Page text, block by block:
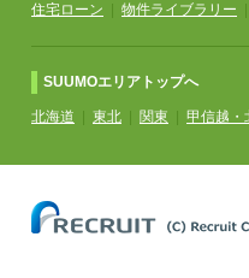
住宅ローン
物件ライブラリー
SUUMOエリアトップへ
北海道 東北 関東 甲信越・